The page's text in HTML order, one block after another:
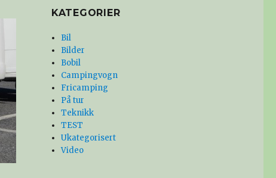
KATEGORIER
Bil
Bilder
Bobil
Campingvogn
Fricamping
På tur
Teknikk
TEST
Ukategorisert
Video